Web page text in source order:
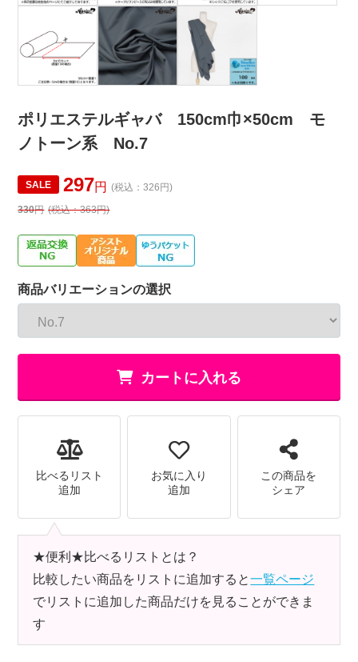
ポリエステルギャバ 150cm巾×50cm モ
ノトーン系 No.7
SALE 297円 (税込：326円)
330円 (税込：363円)
商品バリエーションの選択
カートに入れる
比べるリスト
追加
お気に入り
追加
この商品を
シェア
★便利★比べるリストとは？
比較したい商品をリストに追加すると一覧ページ
でリストに追加した商品だけを見ることができま
す